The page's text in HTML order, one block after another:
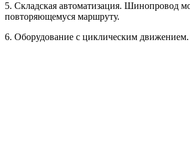
5. Складская автоматизация. Шинопровод
повторяющемуся маршруту.
6. Оборудование с циклическим движением.